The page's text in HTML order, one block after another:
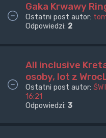
Gaka Krwawy
Ostatni post autor:
Odpowiedzi: 2
All inclusive
osoby, lot z
Ostatni post autor:
16:21
Odpowiedzi: 3